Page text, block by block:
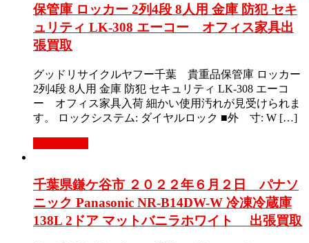
保管庫 ロッカー 2列4段 8人用 金庫 防犯 セキ
ュリティ LK-308 エーコー オフィス家具出
張買取
グッドリサイクルヤフー千葉 貴重品保管庫 ロッカー
2列4段 8人用 金庫 防犯 セキュリティ LK-308 エーコ
ー オフィス家具入荷 細かい使用汚れが見受けられま
す。 ロックシステム: ダイヤルロック ■外 寸: W […]
千葉県鎌ケ谷市 ２０２２年６月２日 パナソ
ニック Panasonic NR-B14DW-W 冷凍冷蔵庫
138L 2ドア マットバニラホワイト 出張買取